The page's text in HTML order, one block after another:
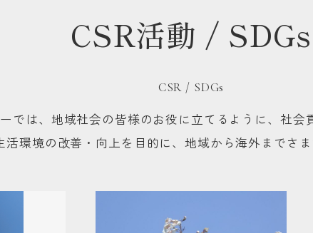
CSR活動 / SDGs
CSR / SDGs
では、地域社会の皆様のお役に立てるように、社会
環境の改善・向上を目的に、地域から海外までさ